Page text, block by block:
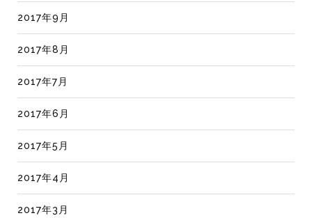
2017年9月
2017年8月
2017年7月
2017年6月
2017年5月
2017年4月
2017年3月